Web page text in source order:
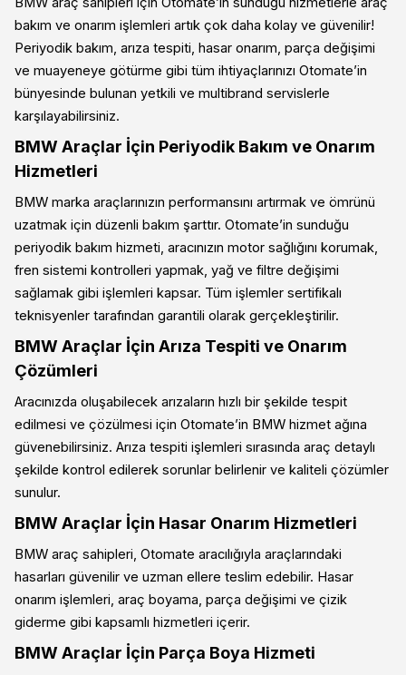
bakım ve onarım işlemleri artık çok daha kolay ve güvenilir!
Periyodik bakım, arıza tespiti, hasar onarım, parça değişimi
ve muayeneye götürme gibi tüm ihtiyaçlarınızı Otomate’in
bünyesinde bulunan yetkili ve multibrand servislerle
karşılayabilirsiniz.
BMW Araçlar İçin Periyodik Bakım ve Onarım
Hizmetleri
BMW marka araçlarınızın performansını artırmak ve ömrünü
uzatmak için düzenli bakım şarttır. Otomate’in sunduğu
periyodik bakım hizmeti, aracınızın motor sağlığını korumak,
fren sistemi kontrolleri yapmak, yağ ve filtre değişimi
sağlamak gibi işlemleri kapsar. Tüm işlemler sertifikalı
teknisyenler tarafından garantili olarak gerçekleştirilir.
BMW Araçlar İçin Arıza Tespiti ve Onarım
Çözümleri
Aracınızda oluşabilecek arızaların hızlı bir şekilde tespit
edilmesi ve çözülmesi için Otomate’in BMW hizmet ağına
güvenebilirsiniz. Arıza tespiti işlemleri sırasında araç detaylı
şekilde kontrol edilerek sorunlar belirlenir ve kaliteli çözümler
sunulur.
BMW Araçlar İçin Hasar Onarım Hizmetleri
BMW araç sahipleri, Otomate aracılığıyla araçlarındaki
hasarları güvenilir ve uzman ellere teslim edebilir. Hasar
onarım işlemleri, araç boyama, parça değişimi ve çizik
giderme gibi kapsamlı hizmetleri içerir.
BMW Araçlar İçin Parça Boya Hizmeti